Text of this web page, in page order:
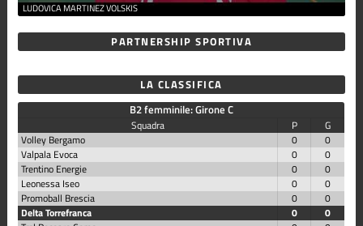
LUDOVICA MARTINEZ VOLSKIS
PARTNERSHIP SPORTIVA
LA CLASSIFICA
B2 femminile: Girone C
Squadra P
G
Volley Bergamo
0
0
Valpala Evoca
0
0
Trentino Energie
0
0
Leonessa Iseo
0
0
Promoball Brescia
0
0
Delta Torrefranca
0
0